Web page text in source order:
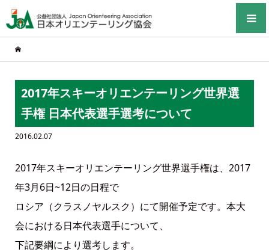
2017年スキーオリエンテーリング世界選
手権 日本代表選手選考について
2016.02.07
2017年スキーオリエンテーリング世界選手権は、2017
年3月6日~12日の日程で
ロシア（クラスノヤルスク）にて開催予定です。本大
会における日本代表選手について、
下記要綱により選考します。